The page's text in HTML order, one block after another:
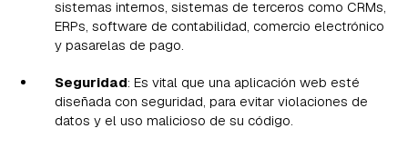
sistemas internos, sistemas de terceros como CRMs,
ERPs, software de contabilidad, comercio electrónico
y pasarelas de pago.
Seguridad: Es vital que una aplicación web esté
diseñada con seguridad, para evitar violaciones de
datos y el uso malicioso de su código.